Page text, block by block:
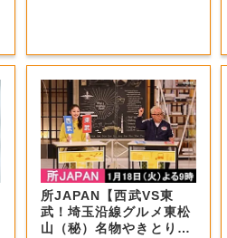
所JAPAN【西武VS東
武！埼玉沿線グルメ東松
山（秘）名物やきとり＆